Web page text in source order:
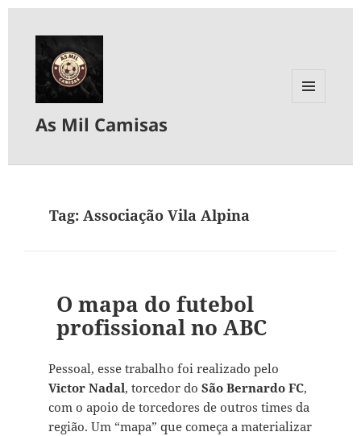
As Mil Camisas
Tag:Associação Vila Alpina
O mapa do futebol
profissional no ABC
Pessoal, esse trabalho foi realizado pelo
Victor Nadal, torcedor do São Bernardo FC,
com o apoio de torcedores de outros times da
região. Um “mapa” que começa a materializar